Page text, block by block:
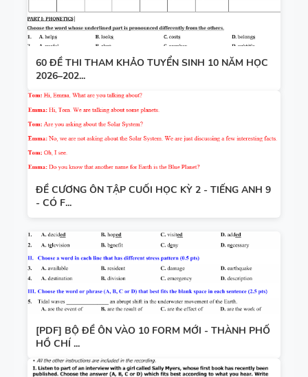
60 ĐỀ THI THAM KHẢO TUYỂN SINH 10 NĂM HỌC
2026–202...
ĐỀ CƯƠNG ÔN TẬP CUỐI HỌC KỲ 2 - TIẾNG ANH 9
- CÓ F...
[PDF] BỘ ĐỀ ÔN VÀO 10 FORM MỚI - THÀNH PHỐ
HỒ CHÍ ...